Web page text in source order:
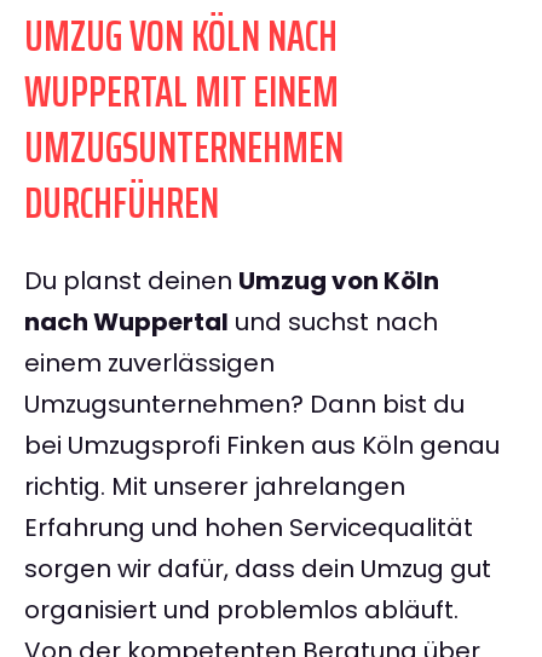
UMZUG VON KÖLN NACH
WUPPERTAL MIT EINEM
UMZUGSUNTERNEHMEN
DURCHFÜHREN
Du planst deinen Umzug von Köln
nach Wuppertal und suchst nach
einem zuverlässigen
Umzugsunternehmen? Dann bist du
bei Umzugsprofi Finken aus Köln genau
richtig. Mit unserer jahrelangen
Erfahrung und hohen Servicequalität
sorgen wir dafür, dass dein Umzug gut
organisiert und problemlos abläuft.